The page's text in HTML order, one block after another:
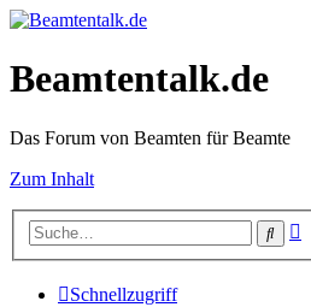
Beamtentalk.de
Das Forum von Beamten für Beamte
Zum Inhalt
Suche
Schnellzugriff